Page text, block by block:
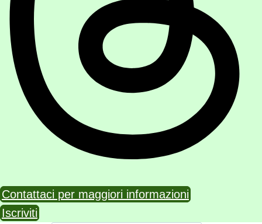
Contattaci per maggiori informazioni
Iscriviti